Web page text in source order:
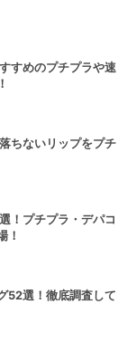
すめのプチプラや速
ちないリップをプチ
！プチプラ・デパコ
！
52選！徹底調査して